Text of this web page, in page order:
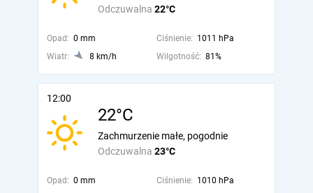
Odczuwalna 22°C
Opad: 0 mm Ciśnienie: 1011 hPa
Wiatr:
8 km/h Wilgotność: 81%
12:00
22°C
Odczuwalna 23°C
Zachmurzenie małe, pogodnie
Opad: 0 mm Ciśnienie: 1010 hPa